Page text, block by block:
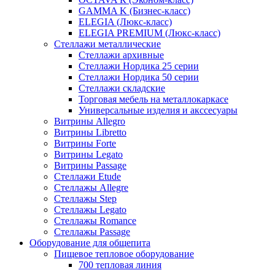
GAMMA K (Бизнес-класс)
ELEGIA (Люкс-класс)
ELEGIA PREMIUM (Люкс-класс)
Стеллажи металлические
Стеллажи архивные
Стеллажи Нордика 25 серии
Стеллажи Нордика 50 серии
Стеллажи складские
Торговая мебель на металлокаркасе
Универсальные изделия и акссесуары
Витрины Allegro
Витрины Libretto
Витрины Forte
Витрины Legato
Витрины Passage
Стеллажи Etude
Стеллажы Allegre
Стеллажы Step
Стеллажы Legato
Стеллажы Romance
Стеллажы Passage
Оборудование для общепита
Пищевое тепловое оборудование
700 тепловая линия